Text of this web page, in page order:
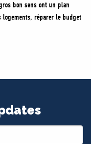
bon sens ont un plan
réparer le budget